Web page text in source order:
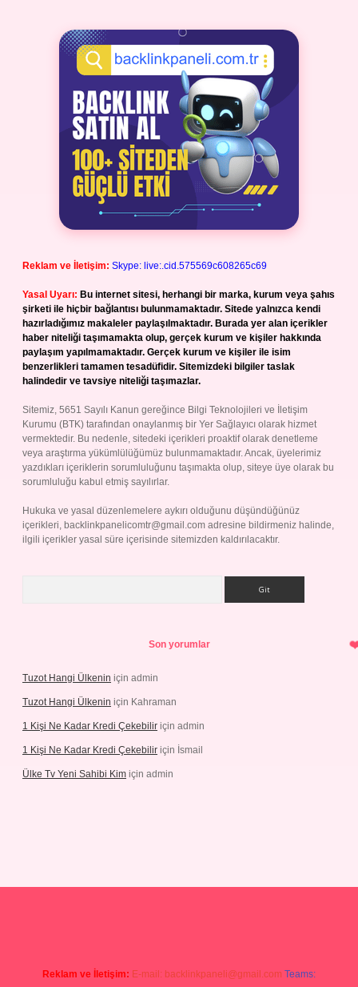
Reklam ve İletişim: Skype: live:.cid.575569c608265c69
Yasal Uyarı: Bu internet sitesi, herhangi bir marka, kurum veya şahıs
şirketi ile hiçbir bağlantısı bulunmamaktadır. Sitede yalnızca kendi
hazırladığımız makaleler paylaşılmaktadır. Burada yer alan içerikler
haber niteliği taşımamakta olup, gerçek kurum ve kişiler hakkında
paylaşım yapılmamaktadır. Gerçek kurum ve kişiler ile isim
benzerlikleri tamamen tesadüfidir. Sitemizdeki bilgiler taslak
halindedir ve tavsiye niteliği taşımazlar.
Sitemiz, 5651 Sayılı Kanun gereğince Bilgi Teknolojileri ve İletişim
Kurumu (BTK) tarafından onaylanmış bir Yer Sağlayıcı olarak hizmet
vermektedir. Bu nedenle, sitedeki içerikleri proaktif olarak denetleme
veya araştırma yükümlülüğümüz bulunmamaktadır. Ancak, üyelerimiz
yazdıkları içeriklerin sorumluluğunu taşımakta olup, siteye üye olarak bu
sorumluluğu kabul etmiş sayılırlar.
Hukuka ve yasal düzenlemelere aykırı olduğunu düşündüğünüz
içerikleri, backlinkpanelicomtr@gmail.com adresine bildirmeniz halinde,
ilgili içerikler yasal süre içerisinde sitemizden kaldırılacaktır.
Son yorumlar
Tuzot Hangi Ülkenin için admin
Tuzot Hangi Ülkenin için Kahraman
1 Kişi Ne Kadar Kredi Çekebilir için admin
1 Kişi Ne Kadar Kredi Çekebilir için İsmail
Ülke Tv Yeni Sahibi Kim için admin
Reklam ve İletişim: E-mail: backlinkpaneli@gmail.com Teams: